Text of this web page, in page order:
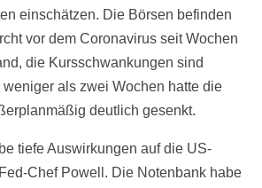
einschätzen. Die Börsen befinden
vor dem Coronavirus seit Wochen
die Kursschwankungen sind
weniger als zwei Wochen hatte die
deutlich gesenkt.
tiefe Auswirkungen auf die US-
Chef Powell. Die Notenbank habe